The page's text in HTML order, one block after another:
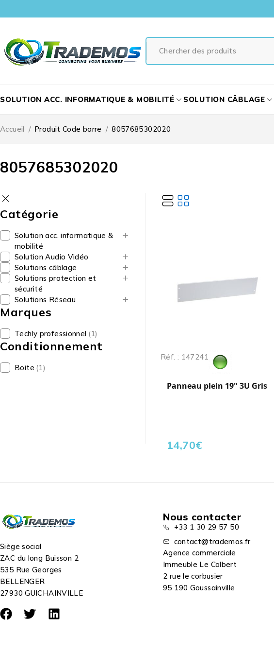
SOLUTION ACC. INFORMATIQUE & MOBILITÉ SOLUTION CÂBLAGE
8057685302020
Accueil / Produit Code barre / 8057685302020
Catégorie
Solution acc. informatique &
mobilité
Solution Audio Vidéo
Solutions câblage
Solutions protection et
sécurité
Solutions Réseau
Marques
Techly professionnel (1)
Conditionnement
Boite (1)
Réf. : 147241
Panneau plein 19" 3U Gris
14,70€
Siège social
ZAC du long Buisson 2
535 Rue Georges
BELLENGER
27930 GUICHAINVILLE
Nous contacter
+33 1 30 29 57 50
contact@trademos.fr
Agence commerciale
Immeuble Le Colbert
2 rue le corbusier
95 190 Goussainville